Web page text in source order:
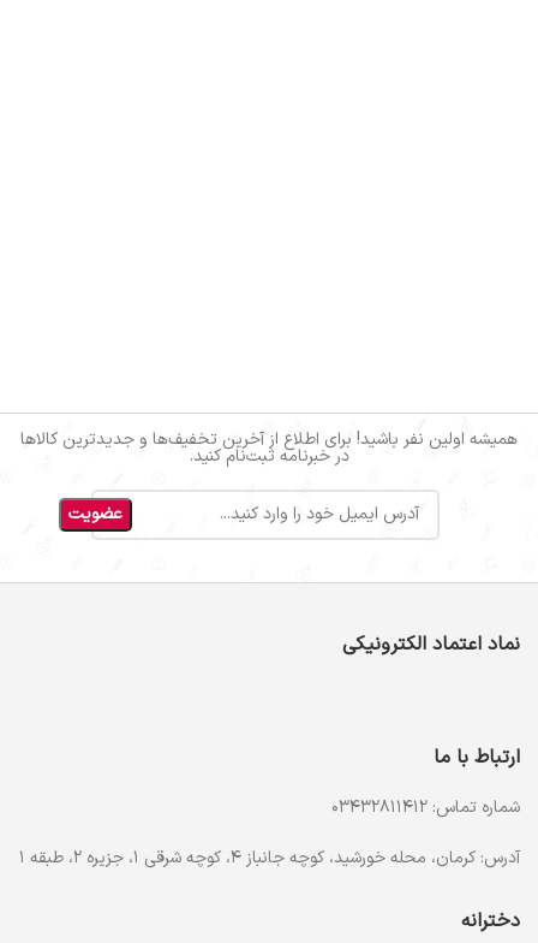
همیشه اولین نفر باشید! برای اطلاع از آخرین تخفیف‌ها و جدیدترین کالاها
در خبرنامه ثبت‌نام کنید.
نماد اعتماد الکترونیکی
ارتباط با ما
شماره تماس: 03432811412
آدرس: کرمان، محله خورشید، کوچه جانباز 4، کوچه شرقی 1، جزیره 2، طبقه 1
دخترانه